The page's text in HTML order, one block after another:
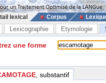
lexical Corpus
Lexicographie Etymologie
une forme
, substantif